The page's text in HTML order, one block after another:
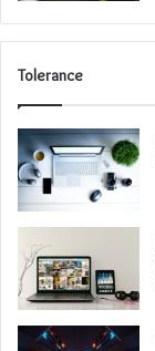
Tolerance